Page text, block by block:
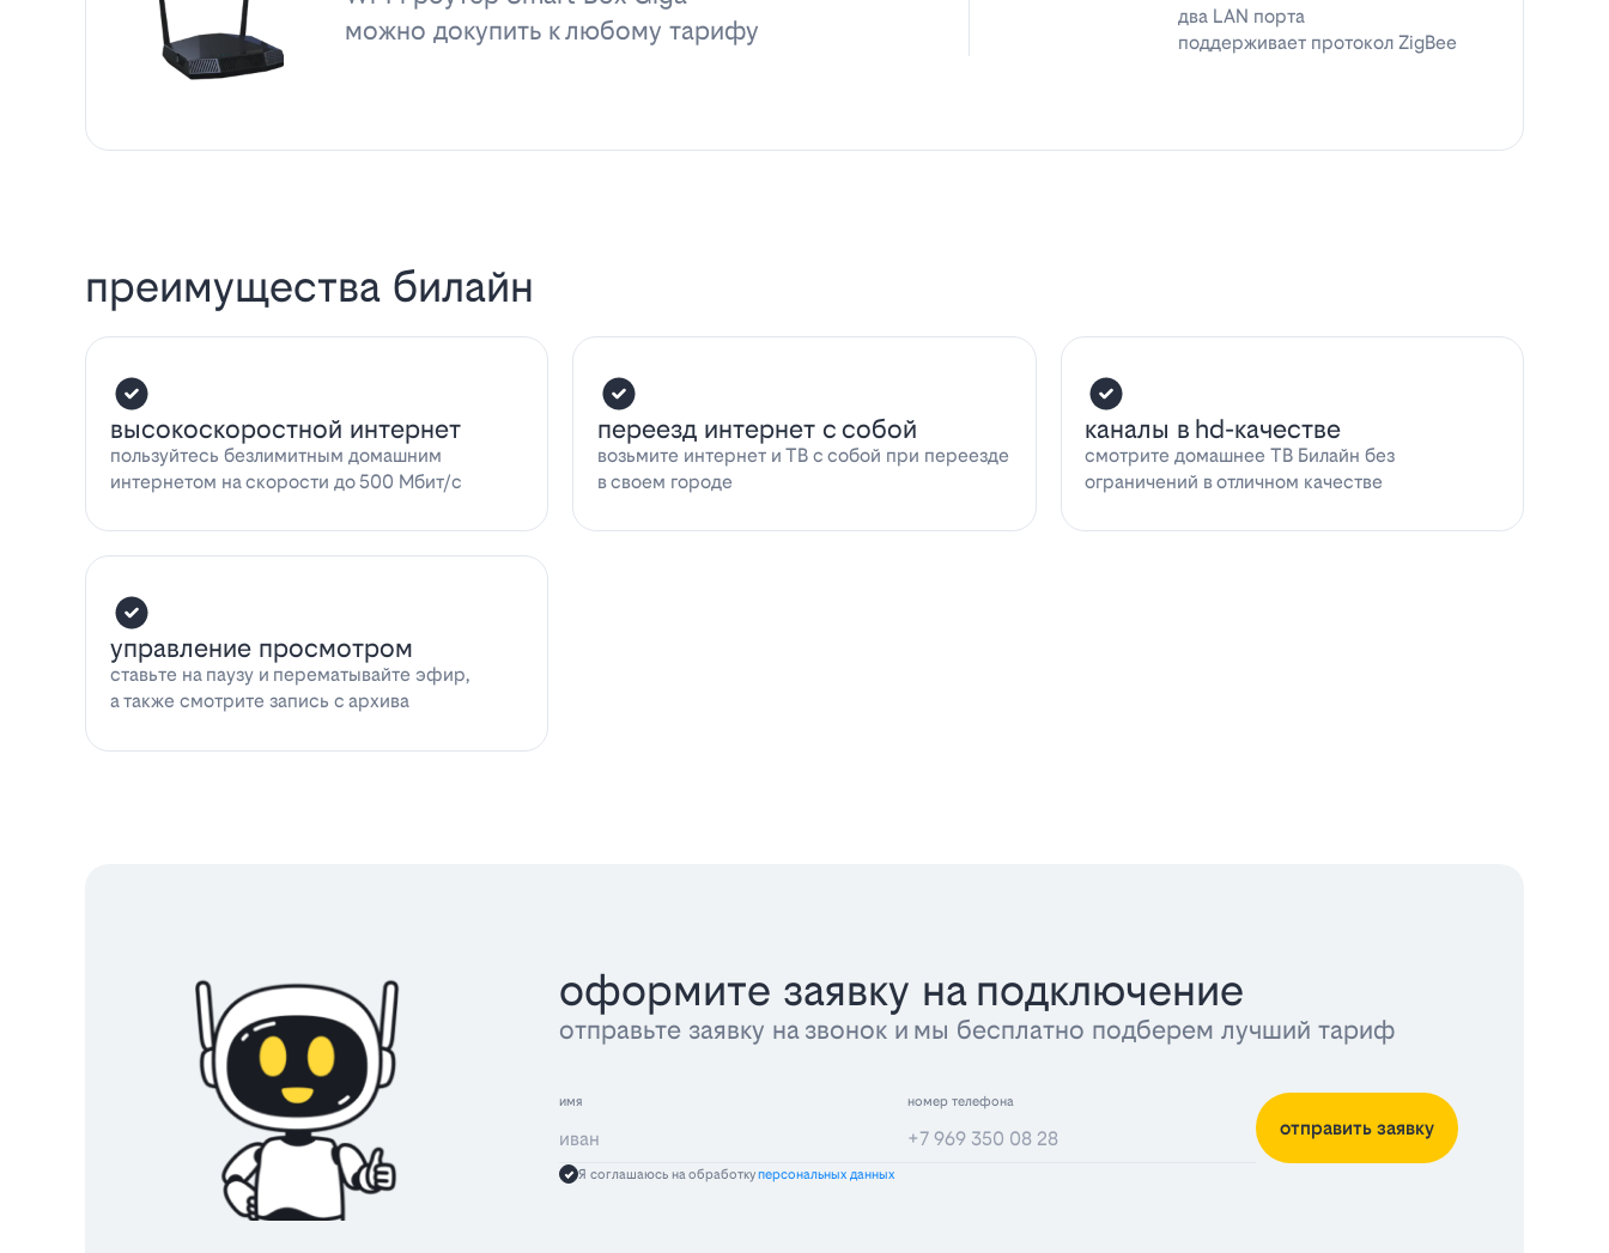
можно докупить к любому тарифу
два LAN порта
поддерживает протокол ZigBee
преимущества билайн
высокоскоростной интернет
пользуйтесь безлимитным домашним
интернетом на скорости до 500 Мбит/с
переезд интернет с собой
возьмите интернет и ТВ с собой при переезде
в своем городе
каналы в hd-качестве
смотрите домашнее ТВ Билайн без
ограничений в отличном качестве
управление просмотром
ставьте на паузу и перематывайте эфир,
а также смотрите запись с архива
оформите заявку на подключение
отправьте заявку на звонок и мы бесплатно подберем лучший тариф
имя номер телефона
отправить заявку
Я соглашаюсь на обработкуперсональных данных